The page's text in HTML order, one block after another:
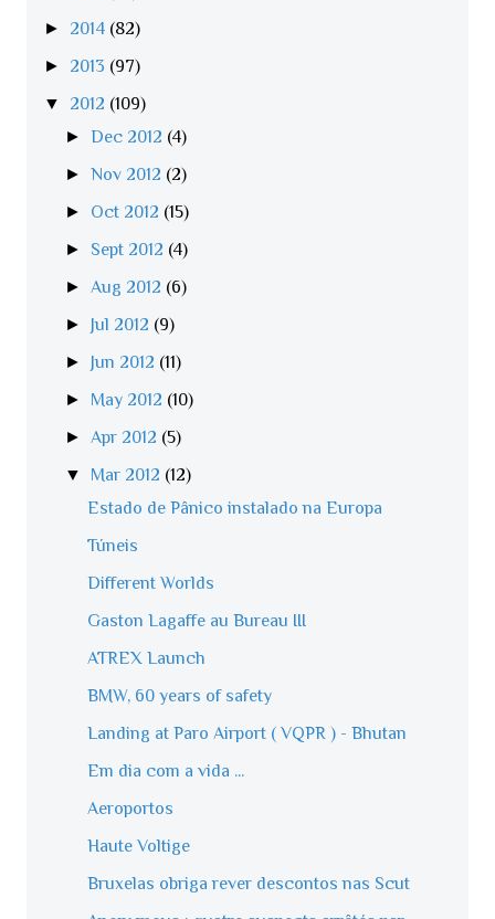
► 2014 (82)
► 2013 (97)
▼ 2012 (109)
►Dec 2012 (4)
►Nov 2012 (2)
► Oct 2012 (15)
► Sept 2012 (4)
► Aug 2012 (6)
► Jul 2012 (9)
► Jun 2012 (11)
► May 2012 (10)
► Apr 2012 (5)
▼ Mar 2012 (12)
Estado de Pânico instalado na Europa
Túneis
Different Worlds
Gaston Lagaffe au Bureau III
ATREX Launch
BMW, 60 years of safety
Landing at Paro Airport ( VQPR ) - Bhutan
Em dia com a vida ...
Aeroportos
Haute Voltige
Bruxelas obriga rever descontos nas Scut